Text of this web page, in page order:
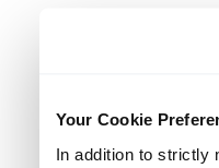
Your Cookie
In addition to strictly